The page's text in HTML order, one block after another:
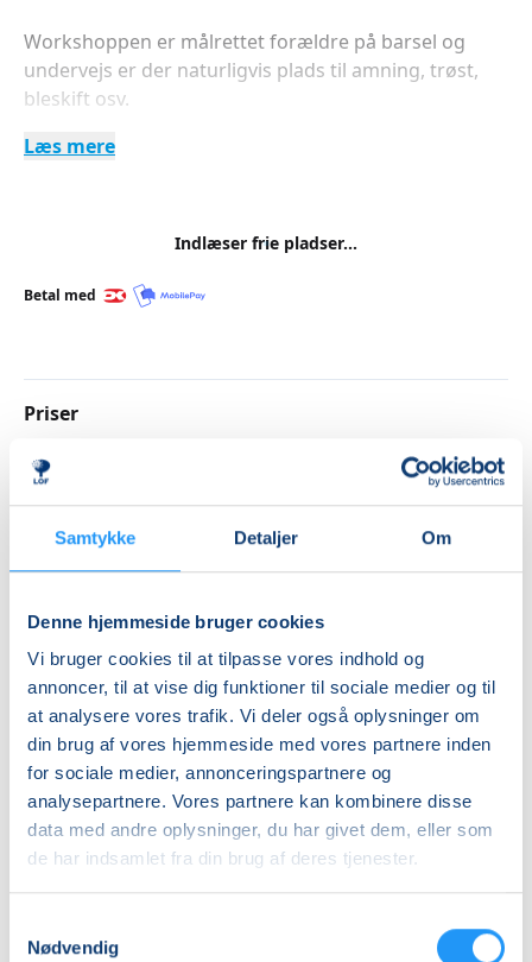
Samtykke Detaljer Om
Denne hjemmeside bruger cookies
Vi bruger cookies til at tilpasse vores indhold og
annoncer, til at vise dig funktioner til sociale medier og til
at analysere vores trafik. Vi deler også oplysninger om
din brug af vores hjemmeside med vores partnere inden
for sociale medier, annonceringspartnere og
analysepartnere. Vores partnere kan kombinere disse
data med andre oplysninger, du har givet dem, eller som
de har indsamlet fra din brug af deres tjenester.
Nødvendig
Workshoppen er målrettet forældre på barsel og
undervejs er der naturligvis plads til amning, trøst,
bleskift osv.
Gravide samt bedsteforældre og andre interesserede
For at få bedst muligt udbytte er der et begrænset
Læs mere
Indlæser frie pladser...
Betal med
Priser
Almen
DKK 395,00
Ledig-KBH
DKK 372,00
Ledig-FRB
DKK 375,00
Studerende-KBH
DKK 372,00
Studerende-FRB
DKK 375,00
Unge (18-25 år)-KBH
Info